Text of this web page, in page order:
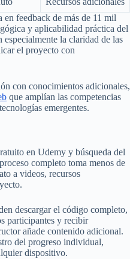
en feedback de más de 11 mil
y aplicabilidad práctica del
la claridad de las
el proyecto con
con conocimientos adicionales,
que amplían las competencias
emergentes.
en Udemy y búsqueda del
completo toma menos de
a videos, recursos
descargar el código completo,
participantes y recibir
añade contenido adicional.
del progreso individual,
dispositivo.